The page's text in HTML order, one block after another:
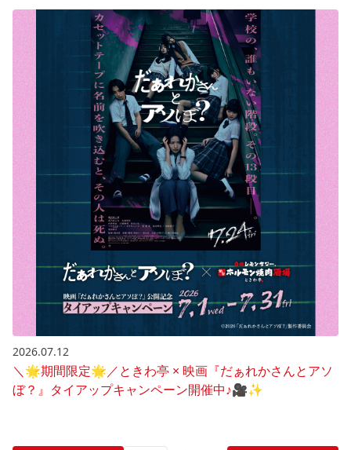
2026.07.12
＼🌟期間限定🌟／ときわ亭 × 映画『だぁれかさんとアソ
ぼ？』タイアップキャンペーン開催中♪🎥✨